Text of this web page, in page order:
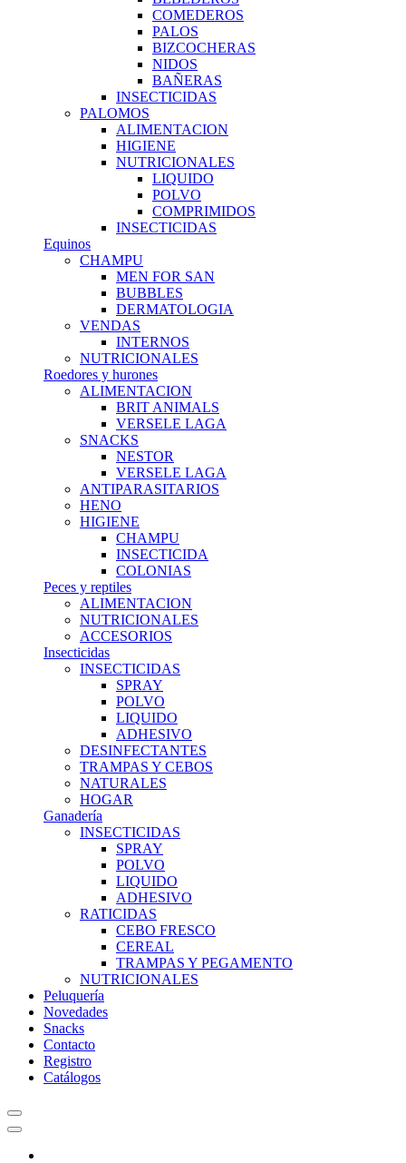
COMEDEROS
PALOS
BIZCOCHERAS
NIDOS
BAÑERAS
INSECTICIDAS
PALOMOS
ALIMENTACION
HIGIENE
NUTRICIONALES
LIQUIDO
POLVO
COMPRIMIDOS
INSECTICIDAS
Equinos
CHAMPU
MEN FOR SAN
BUBBLES
DERMATOLOGIA
VENDAS
INTERNOS
NUTRICIONALES
Roedores y hurones
ALIMENTACION
BRIT ANIMALS
VERSELE LAGA
SNACKS
NESTOR
VERSELE LAGA
ANTIPARASITARIOS
HENO
HIGIENE
CHAMPU
INSECTICIDA
COLONIAS
Peces y reptiles
ALIMENTACION
NUTRICIONALES
ACCESORIOS
Insecticidas
INSECTICIDAS
SPRAY
POLVO
LIQUIDO
ADHESIVO
DESINFECTANTES
TRAMPAS Y CEBOS
NATURALES
HOGAR
Ganadería
INSECTICIDAS
SPRAY
POLVO
LIQUIDO
ADHESIVO
RATICIDAS
CEBO FRESCO
CEREAL
TRAMPAS Y PEGAMENTO
NUTRICIONALES
Peluquería
Novedades
Snacks
Contacto
Registro
Catálogos